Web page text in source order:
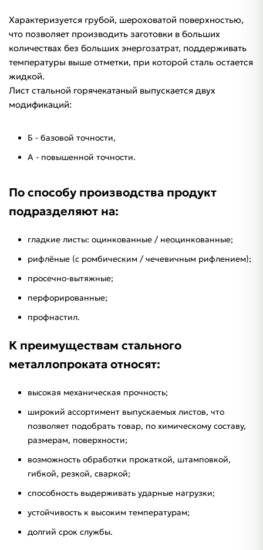
Характеризуется грубой, шероховатой поверхностью,
что позволяет производить заготовки в больших
количествах без больших энергозатрат, поддерживать
температуры выше отметки, при которой сталь остается
жидкой.
Лист стальной горячекатаный выпускается двух
модификаций:
Б - базовой точности,
А - повышенной точности.
По способу производства продукт
подразделяют на:
гладкие листы: оцинкованные / неоцинкованные;
рифлёные (с ромбическим / чечевичным рифлением);
просечно-вытяжные;
перфорированные;
профнастил.
К преимуществам стального
металлопроката относят:
высокая механическая прочность;
широкий ассортимент выпускаемых листов, что
позволяет подобрать товар, по химическому составу,
размерам, поверхности;
возможность обработки прокаткой, штамповкой,
гибкой, резкой, сваркой;
способность выдерживать ударные нагрузки;
устойчивость к высоким температурам;
долгий срок службы.